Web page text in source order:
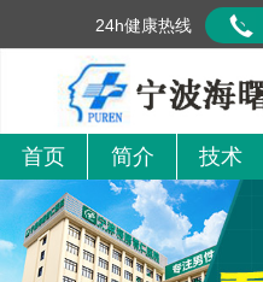
首页 简介 技术
24h健康热线